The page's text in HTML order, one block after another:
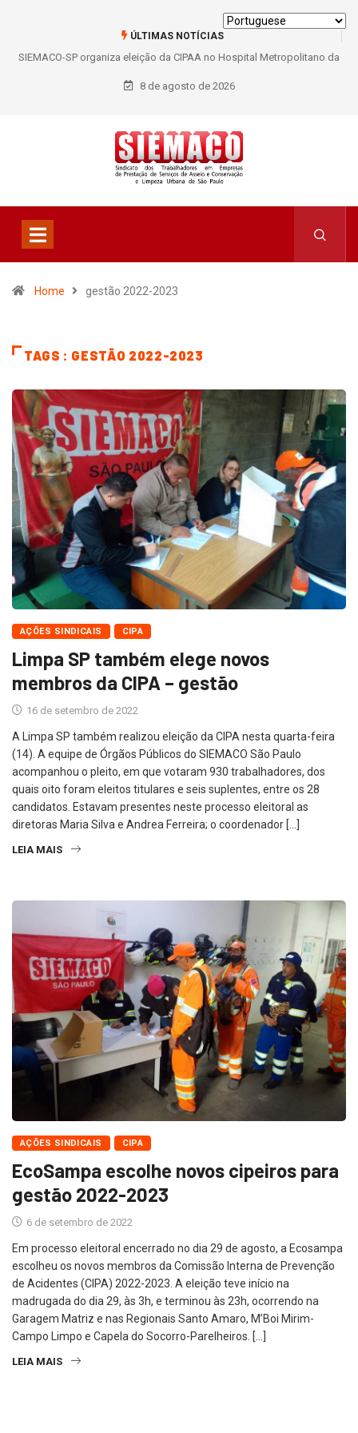
ÚLTIMAS NOTÍCIAS
SIEMACO-SP organiza eleição da CIPAA no Hospital Metropolitano da
Lapa e fortalece participação dos trabalhadores
8 de agosto de 2026
Home gestão 2022-2023
TAGS : GESTÃO 2022-2023
AÇÕES SINDICAIS CIPA
Limpa SP também elege novos
membros da CIPA – gestão
16 de setembro de 2022
A Limpa SP também realizou eleição da CIPA nesta quarta-feira
(14). A equipe de Órgãos Públicos do SIEMACO São Paulo
acompanhou o pleito, em que votaram 930 trabalhadores, dos
quais oito foram eleitos titulares e seis suplentes, entre os 28
candidatos. Estavam presentes neste processo eleitoral as
diretoras Maria Silva e Andrea Ferreira; o coordenador […]
LEIA MAIS
AÇÕES SINDICAIS CIPA
EcoSampa escolhe novos cipeiros para
gestão 2022-2023
6 de setembro de 2022
Em processo eleitoral encerrado no dia 29 de agosto, a Ecosampa
escolheu os novos membros da Comissão Interna de Prevenção
de Acidentes (CIPA) 2022-2023. A eleição teve início na
madrugada do dia 29, às 3h, e terminou às 23h, ocorrendo na
Garagem Matriz e nas Regionais Santo Amaro, M’Boi Mirim-
Campo Limpo e Capela do Socorro-Parelheiros. […]
LEIA MAIS